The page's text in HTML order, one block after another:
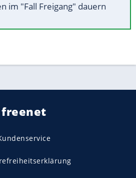
im "Fall Freigang" dauern
freenet